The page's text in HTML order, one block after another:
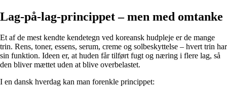
Lag-på-lag-princippet – men med omtanke
Et af de mest kendte kendetegn ved koreansk hudpleje er de mange
trin. Rens, toner, essens, serum, creme og solbeskyttelse – hvert trin har
sin funktion. Ideen er, at huden får tilført fugt og næring i flere lag, så
den bliver mættet uden at blive overbelastet.
I en dansk hverdag kan man forenkle princippet: